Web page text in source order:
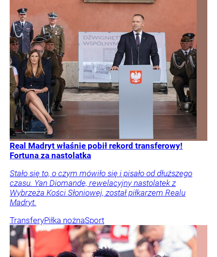
Real Madryt właśnie pobił rekord transferowy!
Fortuna za nastolatka
Stało się to, o czym mówiło się i pisało od dłuższego
czasu. Yan Diomande, rewelacyjny nastolatek z
Wybrzeża Kości Słoniowej, został piłkarzem Realu
Madryt.
TransferyPiłka nożnaSport